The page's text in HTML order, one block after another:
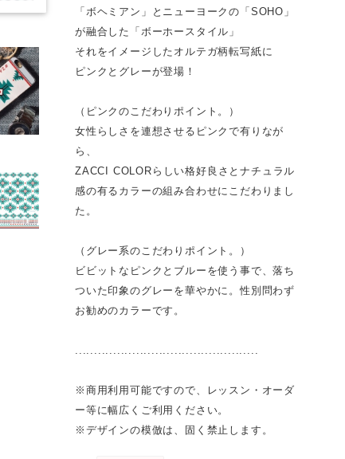
「ボヘミアン」とニューヨークの「SOHO」
が融合した「ボーホースタイル」
それをイメージしたオルテガ柄転写紙に
ピンクとグレーが登場！
（ピンクのこだわりポイント。）
女性らしさを連想させるピンクで有りなが
ら、
ZACCI COLORらしい格好良さとナチュラル
感の有るカラーの組み合わせにこだわりまし
た。
（グレー系のこだわりポイント。）
ビビットなピンクとブルーを使う事で、落ち
ついた印象のグレーを華やかに。性別問わず
お勧めのカラーです。
................................................
※商用利用可能ですので、レッスン・オーダ
ー等に幅広くご利用ください。
※デザインの模倣は、固く禁止します。